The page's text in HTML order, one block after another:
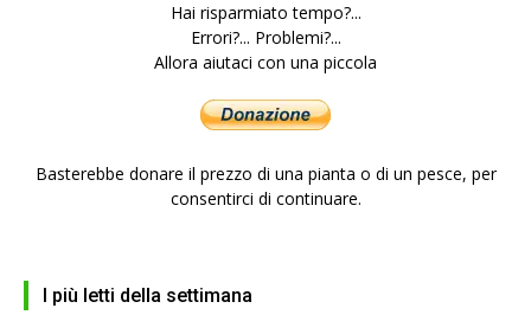
Hai risparmiato tempo?...
Errori?... Problemi?...
Allora aiutaci con una piccola
Basterebbe donare il prezzo di una pianta o di un pesce, per
consentirci di continuare.
I più letti della settimana